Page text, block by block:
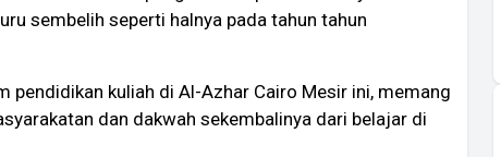
sembelih seperti halnya pada tahun tahun
pendidikan kuliah di Al-Azhar Cairo Mesir ini, memang
dan dakwah sekembalinya dari belajar di